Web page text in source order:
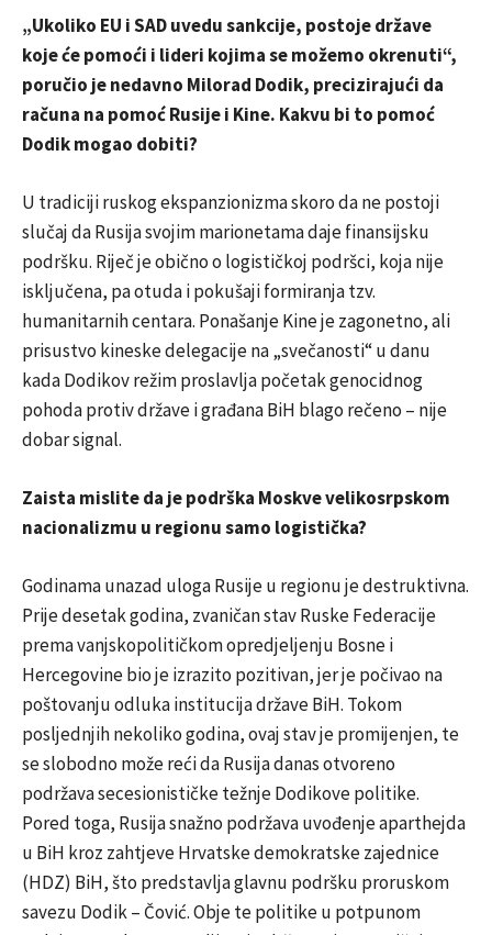
„Ukoliko EU i SAD uvedu sankcije, postoje države
koje će pomoći i lideri kojima se možemo okrenuti“,
poručio je nedavno Milorad Dodik, precizirajući da
računa na pomoć Rusije i Kine. Kakvu bi to pomoć
Dodik mogao dobiti?
U tradiciji ruskog ekspanzionizma skoro da ne postoji
slučaj da Rusija svojim marionetama daje finansijsku
podršku. Riječ je obično o logističkoj podršci, koja nije
isključena, pa otuda i pokušaji formiranja tzv.
humanitarnih centara. Ponašanje Kine je zagonetno, ali
prisustvo kineske delegacije na „svečanosti“ u danu
kada Dodikov režim proslavlja početak genocidnog
pohoda protiv države i građana BiH blago rečeno – nije
dobar signal.
Zaista mislite da je podrška Moskve velikosrpskom
nacionalizmu u regionu samo logistička?
Godinama unazad uloga Rusije u regionu je destruktivna.
Prije desetak godina, zvaničan stav Ruske Federacije
prema vanjskopolitičkom opredjeljenju Bosne i
Hercegovine bio je izrazito pozitivan, jer je počivao na
poštovanju odluka institucija države BiH. Tokom
posljednjih nekoliko godina, ovaj stav je promijenjen, te
se slobodno može reći da Rusija danas otvoreno
podržava secesionističke težnje Dodikove politike.
Pored toga, Rusija snažno podržava uvođenje aparthejda
u BiH kroz zahtjeve Hrvatske demokratske zajednice
(HDZ) BiH, što predstavlja glavnu podršku proruskom
savezu Dodik – Čović. Obje te politike u potpunom